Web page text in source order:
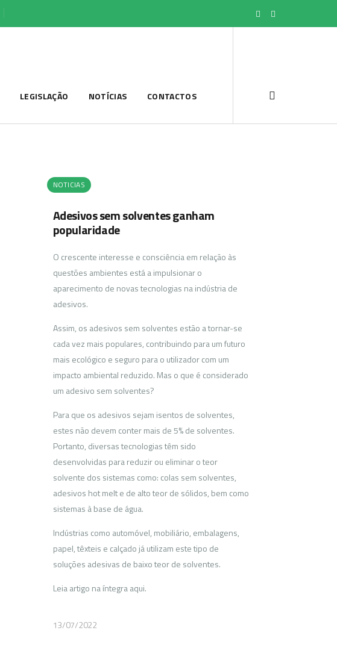
LEGISLAÇÃO NOTÍCIAS CONTACTOS
NOTICIAS
Adesivos sem solventes ganham
popularidade
O crescente interesse e consciência em relação às
questões ambientes está a impulsionar o
aparecimento de novas tecnologias na indústria de
adesivos.
Assim, os adesivos sem solventes estão a tornar-se
cada vez mais populares, contribuindo para um futuro
mais ecológico e seguro para o utilizador com um
impacto ambiental reduzido. Mas o que é considerado
um adesivo sem solventes?
Para que os adesivos sejam isentos de solventes,
estes não devem conter mais de 5% de solventes.
Portanto, diversas tecnologias têm sido
desenvolvidas para reduzir ou eliminar o teor
solvente dos sistemas como: colas sem solventes,
adesivos hot melt e de alto teor de sólidos, bem como
sistemas à base de água.
Indústrias como automóvel, mobiliário, embalagens,
papel, têxteis e calçado já utilizam este tipo de
soluções adesivas de baixo teor de solventes.
Leia artigo na íntegra aqui.
13/07/2022